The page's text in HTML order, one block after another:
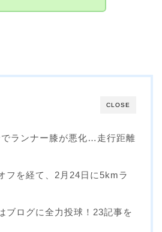
CLOSE
ランナー膝が悪化…走行距離
フを経て、2月24日に5kmラ
ブログに全力投球！23記事を